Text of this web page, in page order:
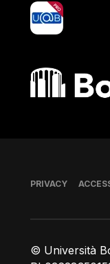
yoU@B
Bocconi shop
© Università
Piè di pagina
PRIVACY